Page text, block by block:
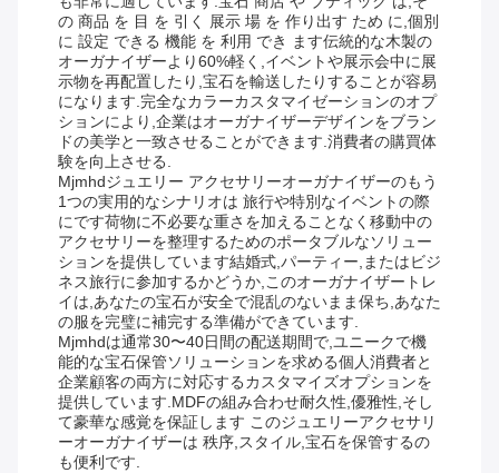
の 商品 を 目 を 引く 展示 場 を 作り出す ため に,個別
に 設定 できる 機能 を 利用 でき ます伝統的な木製の
オーガナイザーより60%軽く,イベントや展示会中に展
示物を再配置したり,宝石を輸送したりすることが容易
になります.完全なカラーカスタマイゼーションのオプ
ションにより,企業はオーガナイザーデザインをブラン
ドの美学と一致させることができます.消費者の購買体
験を向上させる.
Mjmhdジュエリー アクセサリーオーガナイザーのもう
1つの実用的なシナリオは 旅行や特別なイベントの際
にです荷物に不必要な重さを加えることなく移動中の
アクセサリーを整理するためのポータブルなソリュー
ションを提供しています結婚式,パーティー,またはビジ
ネス旅行に参加するかどうか,このオーガナイザートレ
イは,あなたの宝石が安全で混乱のないまま保ち,あなた
の服を完璧に補完する準備ができています.
Mjmhdは通常30〜40日間の配送期間で,ユニークで機
能的な宝石保管ソリューションを求める個人消費者と
企業顧客の両方に対応するカスタマイズオプションを
提供しています.MDFの組み合わせ耐久性,優雅性,そし
て豪華な感覚を保証します このジュエリーアクセサリ
ーオーガナイザーは 秩序,スタイル,宝石を保管するの
も便利です.